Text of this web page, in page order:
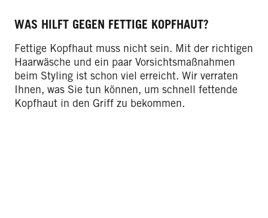
WAS HILFT GEGEN FETTIGE KOPFHAUT?
Fettige Kopfhaut muss nicht sein. Mit der richtigen
Haarwäsche und ein paar Vorsichtsmaßnahmen
beim Styling ist schon viel erreicht. Wir verraten
Ihnen, was Sie tun können, um schnell fettende
Kopfhaut in den Griff zu bekommen.